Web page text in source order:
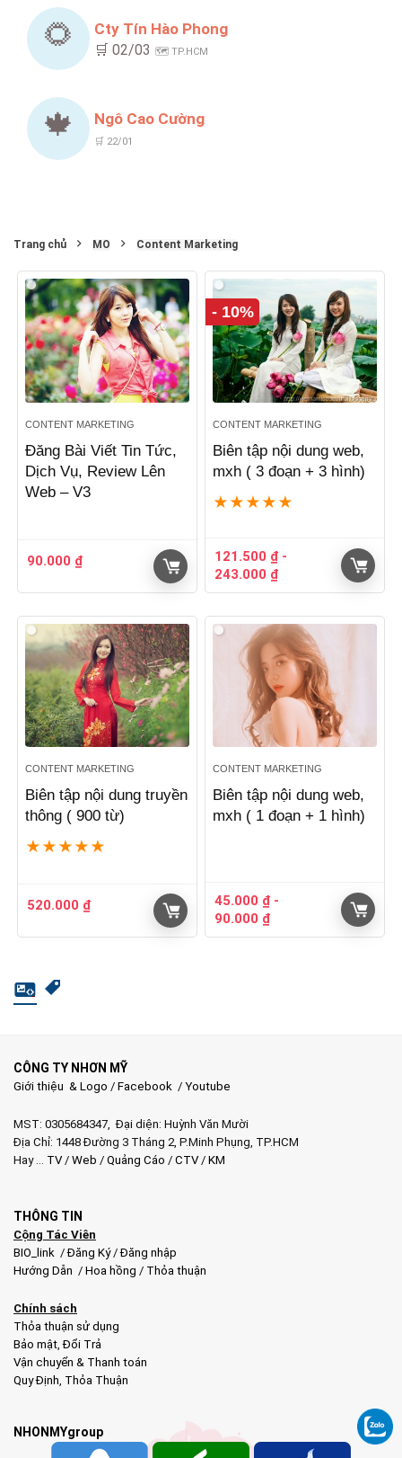
🌻 Cty Tín Hào Phong
🛒 02/03 🗺️ TP.HCM
🍁 Ngô Cao Cường
🛒 22/01
Trang chủ MO Content Marketing
CONTENT MARKETING
Đăng Bài Viết Tin Tức,
Dịch Vụ, Review Lên
Web – V3
90.000 ₫
- 10%
CONTENT MARKETING
Biên tập nội dung web,
mxh ( 3 đoạn + 3 hình)
★ ★ ★ ★ ★
121.500 ₫-
243.000 ₫
CONTENT MARKETING
Biên tập nội dung truyền
thông ( 900 từ)
★ ★ ★ ★ ★
520.000 ₫
CONTENT MARKETING
Biên tập nội dung web,
mxh ( 1 đoạn + 1 hình)
45.000 ₫-
90.000 ₫
CÔNG TY NHƠN MỸ
Giới thiệu & Logo / Facebook / Youtube
MST: 0305684347, Đại diện: Huỳnh Văn Mười
Địa Chỉ: 1448 Đường 3 Tháng 2, P.Minh Phụng, TP.HCM
Hay …
TV/ Web / Quảng Cáo / CTV/ KM
THÔNG TIN
Cộng Tác Viên
BIO_link /Đăng Ký /Đăng nhập
Hướng Dẫn / Hoa hồng / Thỏa thuận
Chính sách
Thỏa thuận sử dụng
Bảo mật ,Đổi Trả
Vận chuyển & Thanh toán
Quy Định Thỏa Thuận
NHONMYgroup